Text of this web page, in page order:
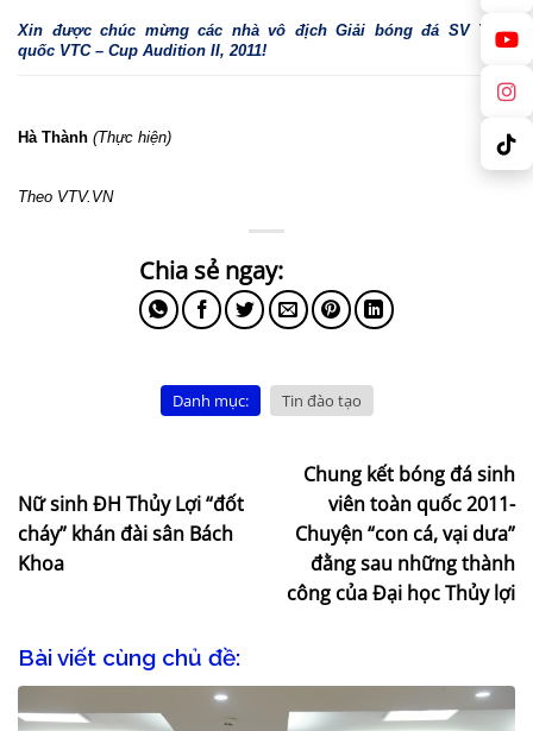
Xin được chúc mừng các nhà vô địch Giải bóng đá SV Toàn
quốc VTC – Cup Audition II, 2011!
Hà Thành (Thực hiện)
Theo VTV.VN
Danh mục: Tin đào tạo
Nữ sinh ĐH Thủy Lợi “đốt
cháy” khán đài sân Bách
Khoa
Chung kết bóng đá sinh
viên toàn quốc 2011-
Chuyện “con cá, vại dưa”
đằng sau những thành
công của Đại học Thủy lợi
Bài viết cùng chủ đề: